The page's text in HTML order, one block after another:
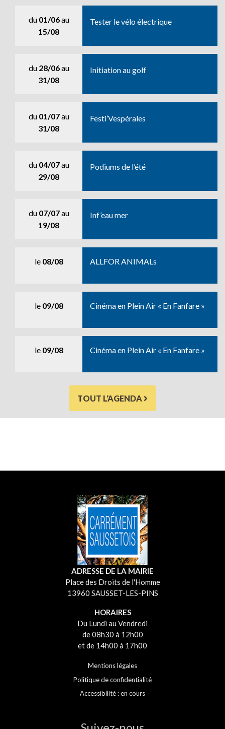
du 01/06au
15/08
Tester le vélo électrique
du 28/06au
31/08
Initiation au golf
du 01/07au
31/08
Festi’Vespérales
du 04/07au
29/08
Podiums de l’été
du 07/07au
19/08
Inf’eau mer
le 08/08 ALLFOR ANIMALs
le 09/08 Cinéma en Plein Air « En Fanfare »
le 09/08 Cinéma en Plein Air « En Fanfare »
TOUT L'AGENDA
ADRESSE DE LA MAIRIE
Place des Droits de l'Homme
13960 SAUSSET-LES-PINS
HORAIRES
Du Lundi au Vendredi
de 08h30 à 12h00
et de 14h00 à 17h00
Mentions légales
Politique de confidentialité
Accessibilité : en cours